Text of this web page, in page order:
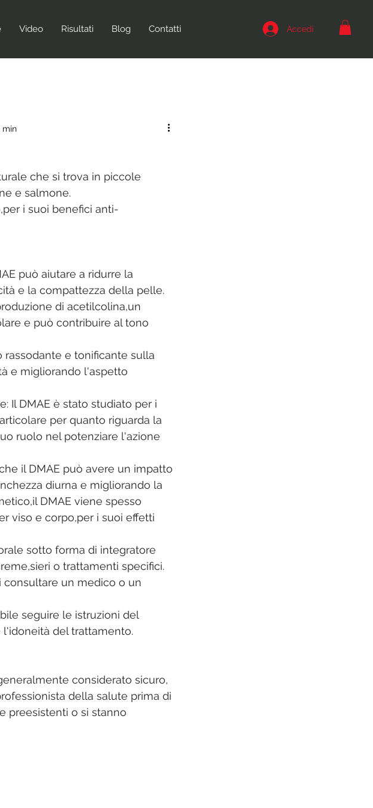
Video Risultati Blog Contatti Accedi
min
che si trova in piccole
e salmone.
i suoi benefici anti-
può aiutare a ridurre la
e la compattezza della pelle.
di acetilcolina,un
e può contribuire al tono
rassodante e tonificante sulla
e migliorando l'aspetto
Il DMAE è stato studiato per i
per quanto riguarda la
ruolo nel potenziare l'azione
il DMAE può avere un impatto
diurna e migliorando la
DMAE viene spesso
viso e corpo,per i suoi effetti
sotto forma di integratore
o trattamenti specifici.
consultare un medico o un
seguire le istruzioni del
del trattamento.
considerato sicuro,
della salute prima di
preesistenti o si stanno